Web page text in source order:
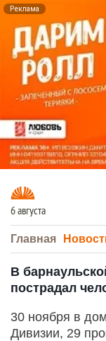
Реклама
6 августа
Главная
В
пострадал
30 ноября в
Дивизии, 29